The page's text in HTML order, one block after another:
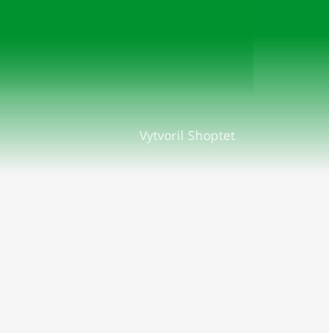
Vytvoril Shoptet